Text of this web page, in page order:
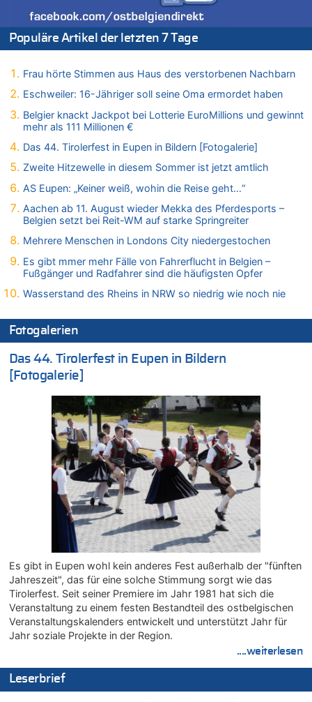
Drohnen mit Strengstoff? War es Russland?
08.08.2026 - 21:33 von Frage zu
Zwölf Jahre nach Aachener Bankraub: 70-Jähriger gefasst
Leipzig, Mechernich und die Frage: Wer steckt hinter den
Leipzig, Mechernich und die Frage: Wer steckt hinter den
Drohnen mit Strengstoff? War es Russland?
08.08.2026 - 20:49 von Marcel Scholzen Eimerscheid zu
Leipzig, Mechernich und die Frage: Wer steckt hinter den
08.08.2026 - 20:34 von Dax zu
Wasserstand des Rheins in NRW so niedrig wie noch nie
Leipzig, Mechernich und die Frage: Wer steckt hinter den
Drohnen mit Strengstoff? War es Russland?
08.08.2026 - 20:20 von Joseph Meyer zu
Leipzig, Mechernich und die Frage: Wer steckt hinter den
08.08.2026 - 20:19 von Peter G zu
Zwölf Jahre nach Aachener Bankraub: 70-Jähriger gefasst
08.08.2026 - 20:17 von Russentrolle zu
Leipzig, Mechernich und die Frage: Wer steckt hinter den
Drohnen mit Strengstoff? War es Russland?
08.08.2026 - 20:16 von Dax zu
Wasserstand des Rheins in NRW so niedrig wie noch nie
08.08.2026 - 20:13 von Dax zu
Zweite Hitzewelle in diesem Sommer ist jetzt amtlich
08.08.2026 - 20:09 von Dax zu
Zweite Hitzewelle in diesem Sommer ist jetzt amtlich
08.08.2026 - 20:06 von Dax zu
Zweite Hitzewelle in diesem Sommer ist jetzt amtlich
08.08.2026 - 19:00 von Peter G zu
Leipzig, Mechernich und die Frage: Wer steckt hinter den
Drohnen mit Strengstoff? War es Russland?
08.08.2026 - 18:48 von Marcel Scholzen Eimerscheid zu
Leipzig, Mechernich und die Frage: Wer steckt hinter den
Drohnen mit Strengstoff? War es Russland?
08.08.2026 - 18:41 von JoKrings zu
Leipzig, Mechernich und die Frage: Wer steckt hinter den
08.08.2026 - 18:39 von JoKrings zu
Leipzig, Mechernich und die Frage: Wer steckt hinter den
Populäre Artikel der letzten 7 Tage
Frau hörte Stimmen aus Haus des verstorbenen Nachbarn
Eschweiler: 16-Jähriger soll seine Oma ermordet haben
Belgier knackt Jackpot bei Lotterie EuroMillions und gewinnt
mehr als 111 Millionen €
Das 44. Tirolerfest in Eupen in Bildern [Fotogalerie]
Zweite Hitzewelle in diesem Sommer ist jetzt amtlich
AS Eupen: „Keiner weiß, wohin die Reise geht…“
Aachen ab 11. August wieder Mekka des Pferdesports –
Belgien setzt bei Reit-WM auf starke Springreiter
Mehrere Menschen in Londons City niedergestochen
Es gibt mmer mehr Fälle von Fahrerflucht in Belgien –
Fußgänger und Radfahrer sind die häufigsten Opfer
Wasserstand des Rheins in NRW so niedrig wie noch nie
Fotogalerien
Das 44. Tirolerfest in Eupen in Bildern
[Fotogalerie]
Es gibt in Eupen wohl kein anderes Fest außerhalb der "fünften
Jahreszeit", das für eine solche Stimmung sorgt wie das
Tirolerfest. Seit seiner Premiere im Jahr 1981 hat sich die
Veranstaltung zu einem festen Bestandteil des ostbelgischen
Veranstaltungskalenders entwickelt und unterstützt Jahr für
Jahr soziale Projekte in der Region.
....weiterlesen
Leserbrief